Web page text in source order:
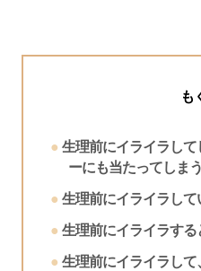
も
生理前にイライラし
ーにも当たってしま
生理前にイライラし
生理前にイライラする
生理前にイライラし